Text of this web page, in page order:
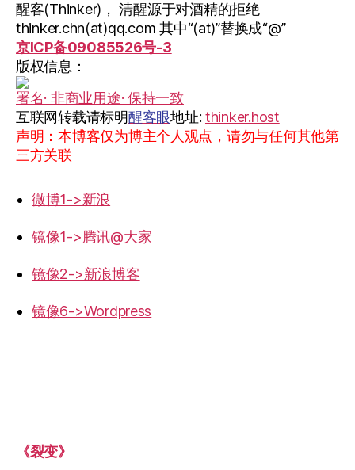
醒客(Thinker)， 清醒源于对酒精的拒绝
thinker.chn(at)qq.com 其中“(at)”替换成“@”
京ICP备09085526号-3
版权信息：
署名· 非商业用途· 保持一致
互联网转载请标明醒客眼地址: thinker.host
声明：本博客仅为博主个人观点，请勿与任何其他第
三方关联
微博1->新浪
镜像1->腾讯@大家
镜像2->新浪博客
镜像6->Wordpress
《裂变》